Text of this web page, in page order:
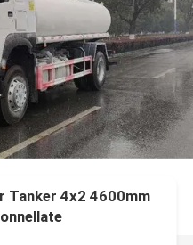
Tanker 4x2 4600mm